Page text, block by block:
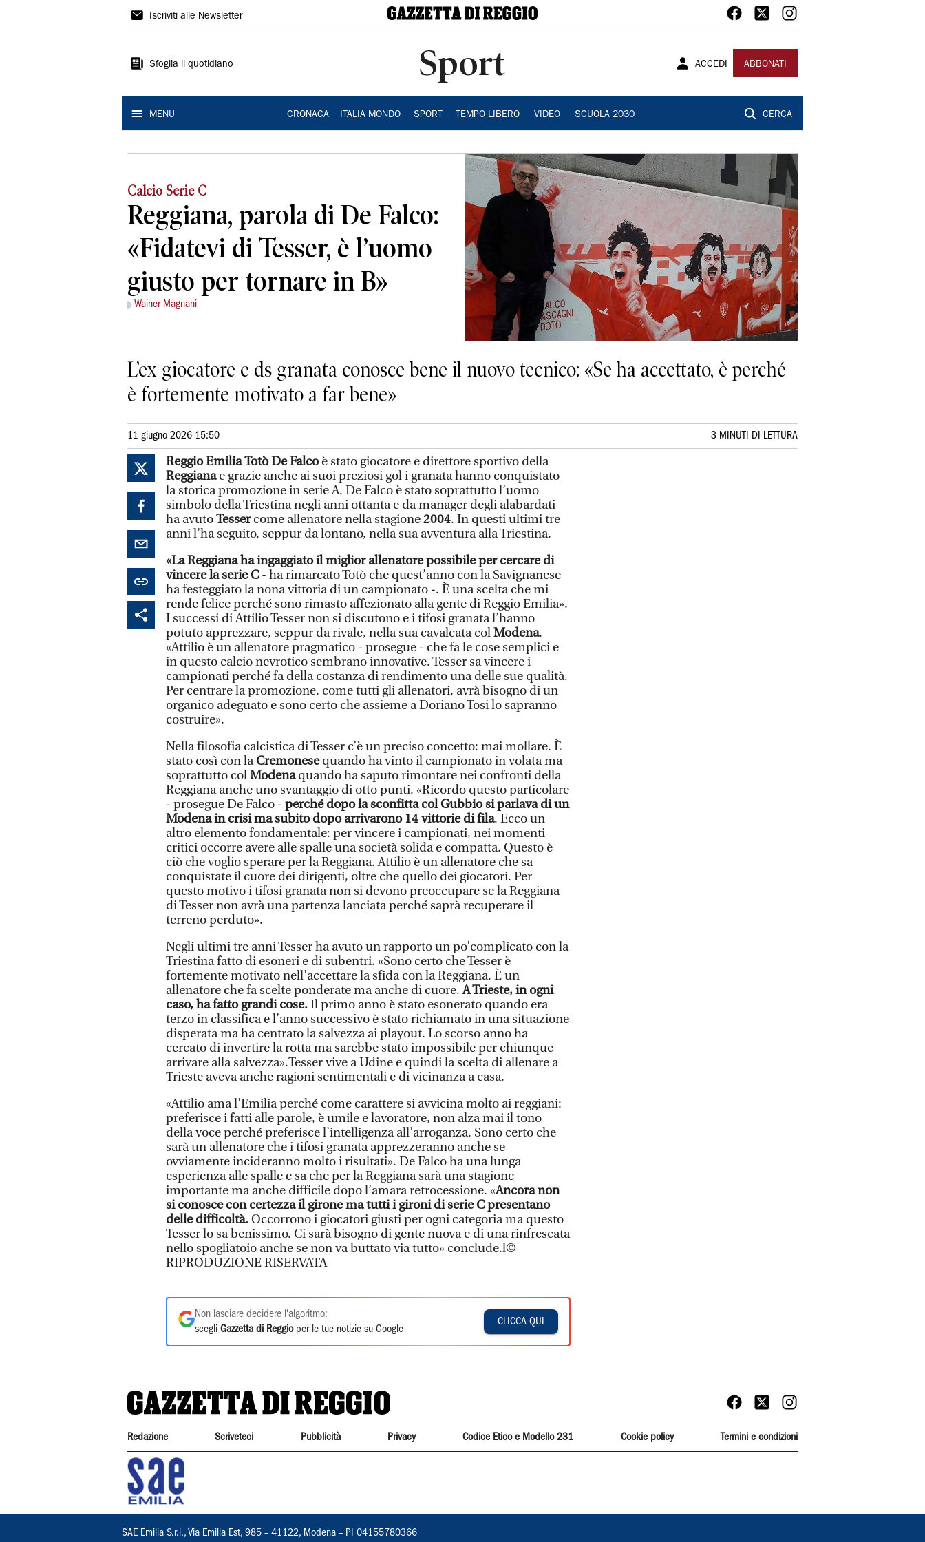
Gazzetta
Reggio
Iscriviti alle Newsletter
Sfoglia il quotidiano Sport ACCEDI ABBONATI
MENU CRONACA ITALIA MONDO SPORT TEMPO LIBERO VIDEO SCUOLA 2030 CERCA
Calcio Serie C
Reggiana, parola di De Falco:
«Fidatevi di Tesser, è l’uomo
giusto per tornare in B»
Wainer Magnani
L’ex giocatore e ds granata conosce bene il nuovo tecnico: «Se ha accettato, è perché
è fortemente motivato a far bene»
11 giugno 2026 15:50 3 MINUTI DI LETTURA
Reggio EmiliaTotò De Falcoè stato giocatore e direttore sportivo della
Reggianae grazie anche ai suoi preziosi gol i granata hanno conquistato
la storica promozione in serie A. De Falco è stato soprattutto l’uomo
simbolo della Triestina negli anni ottanta e da manager degli alabardati
ha avutoTessercome allenatore nella stagione2004. In questi ultimi tre
anni l’ha seguito, seppur da lontano, nella sua avventura alla Triestina.
«La Reggiana ha ingaggiato il miglior allenatore possibile per cercare di
vincere la serie C- ha rimarcato Totò che quest’anno con la Savignanese
ha festeggiato la nona vittoria di un campionato -. È una scelta che mi
rende felice perché sono rimasto affezionato alla gente di Reggio Emilia».
I successi di Attilio Tesser non si discutono e i tifosi granata l’hanno
potuto apprezzare, seppur da rivale, nella sua cavalcata colModena.
«Attilio è un allenatore pragmatico - prosegue - che fa le cose semplici e
in questo calcio nevrotico sembrano innovative. Tesser sa vincere i
campionati perché fa della costanza di rendimento una delle sue qualità.
Per centrare la promozione, come tutti gli allenatori, avrà bisogno di un
organico adeguato e sono certo che assieme a Doriano Tosi lo sapranno
costruire».
Nella filosofia calcistica di Tesser c’è un preciso concetto: mai mollare. È
stato così con laCremonesequando ha vinto il campionato in volata ma
soprattutto colModenaquando ha saputo rimontare nei confronti della
Reggiana anche uno svantaggio di otto punti. «Ricordo questo particolare
- prosegue De Falco - perché dopo la sconfitta col Gubbio si parlava di un
Modena in crisi ma subito dopo arrivarono 14 vittorie di fila. Ecco un
altro elemento fondamentale: per vincere i campionati, nei momenti
critici occorre avere alle spalle una società solida e compatta. Questo è
ciò che voglio sperare per la Reggiana. Attilio è un allenatore che sa
conquistate il cuore dei dirigenti, oltre che quello dei giocatori. Per
questo motivo i tifosi granata non si devono preoccupare se la Reggiana
di Tesser non avrà una partenza lanciata perché saprà recuperare il
terreno perduto».
Negli ultimi tre anni Tesser ha avuto un rapporto un po’complicato con la
Triestina fatto di esoneri e di subentri. «Sono certo che Tesser è
fortemente motivato nell’accettare la sfida con la Reggiana. È un
allenatore che fa scelte ponderate ma anche di cuore.A Trieste, in ogni
caso, ha fatto grandi cose.Il primo anno è stato esonerato quando era
terzo in classifica e l’anno successivo è stato richiamato in una situazione
disperata ma ha centrato la salvezza ai playout. Lo scorso anno ha
cercato di invertire la rotta ma sarebbe stato impossibile per chiunque
arrivare alla salvezza».Tesser vive a Udine e quindi la scelta di allenare a
Trieste aveva anche ragioni sentimentali e di vicinanza a casa.
«Attilio ama l’Emilia perché come carattere si avvicina molto ai reggiani:
preferisce i fatti alle parole, è umile e lavoratore, non alza mai il tono
della voce perché preferisce l’intelligenza all’arroganza. Sono certo che
sarà un allenatore che i tifosi granata apprezzeranno anche se
ovviamente incideranno molto i risultati». De Falco ha una lunga
esperienza alle spalle e sa che per la Reggiana sarà una stagione
importante ma anche difficile dopo l’amara retrocessione. «Ancora non
si conosce con certezza il girone ma tutti i gironi di serie C presentano
delle difficoltà. Occorrono i giocatori giusti per ogni categoria ma questo
Tesser lo sa benissimo. Ci sarà bisogno di gente nuova e di una rinfrescata
nello spogliatoio anche se non va buttato via tutto» conclude.l©
RIPRODUZIONE RISERVATA
Non lasciare decidere l'algoritmo:
scegli Gazzetta di Reggioper le tue notizie su Google
CLICCA QUI
Redazione Scriveteci Pubblicità Privacy Codice Etico e Modello 231 Cookie policy Termini e condizioni
SAE Emilia S.r.l., Via Emilia Est, 985 – 41122, Modena – PI 04155780366